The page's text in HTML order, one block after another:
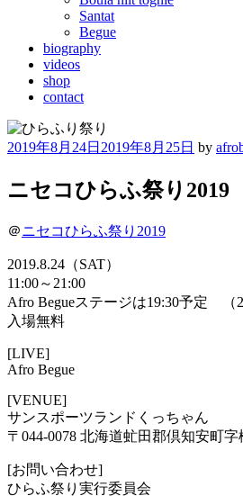
Santat
Begue
biography
videos
shop
contact
Posted
2019年8月24日 2019年8月25日 by
ニセコひらふ祭り2019
＠ニセコひらふ祭り2019
2019.8.24（SAT）
11:00～21:00
Afro Begueステージは19:30予定 （
入場無料
[LIVE]
Afro Begue
[VENUE]
サンスポーツランドくっちゃん
〒044-0078 北海道虻田郡倶知安町
[お問い合わせ]
ひらふ祭り実行委員会